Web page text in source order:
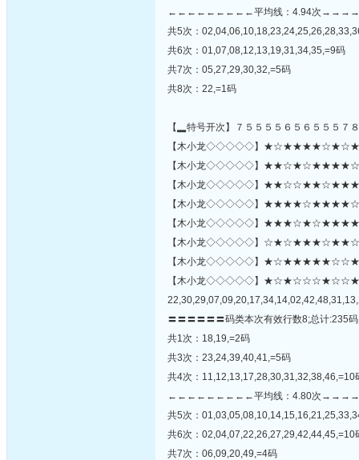
←←←←←←←←←平均线：4.94次
共5次：
共6次：01,07,08,12,13,19,31,34,35,=9码
共7次：05,27,29,30,32,=5码
共8次：22,=1码
【▂特号开次】７５５５５６５６５５５７
【木小龙◇◇◇◇◇】
【木小龙◇◇◇◇◇】
【木小龙◇◇◇◇◇】
【木小龙◇◇◇◇◇】
【木小龙◇◇◇◇◇】
【木小龙◇◇◇◇◇】
【木小龙◇◇◇◇◇】
【木小龙◇◇◇◇◇】
〓〓〓〓〓〓码类本次有效行数8;总计:235
共1次：18,19,=2码
共3次：23,24,39,40,41,=5码
共4次：11,12,13,17,28,30,31,32,38,46,=10
←←←←←←←←←平均线：4.80次
共5次：
共6次：02,04,07,22,26,27,29,42,44,45,=10
共7次：06,09,20,49,=4码